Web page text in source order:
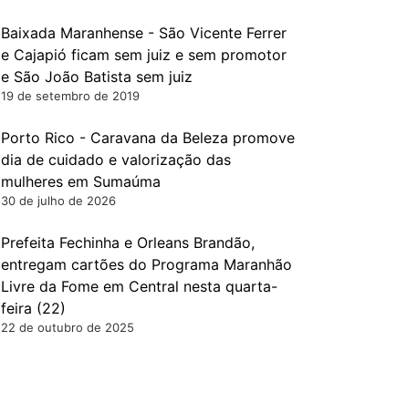
Baixada Maranhense - São Vicente Ferrer
e Cajapió ficam sem juiz e sem promotor
e São João Batista sem juiz
19 de setembro de 2019
Porto Rico - Caravana da Beleza promove
dia de cuidado e valorização das
mulheres em Sumaúma
30 de julho de 2026
Prefeita Fechinha e Orleans Brandão,
entregam cartões do Programa Maranhão
Livre da Fome em Central nesta quarta-
feira (22)
22 de outubro de 2025